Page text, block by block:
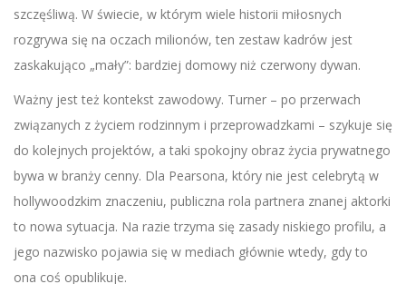
szczęśliwą. W świecie, w którym wiele historii miłosnych
rozgrywa się na oczach milionów, ten zestaw kadrów jest
zaskakująco „mały”: bardziej domowy niż czerwony dywan.
Ważny jest też kontekst zawodowy. Turner – po przerwach
związanych z życiem rodzinnym i przeprowadzkami – szykuje się
do kolejnych projektów, a taki spokojny obraz życia prywatnego
bywa w branży cenny. Dla Pearsona, który nie jest celebrytą w
hollywoodzkim znaczeniu, publiczna rola partnera znanej aktorki
to nowa sytuacja. Na razie trzyma się zasady niskiego profilu, a
jego nazwisko pojawia się w mediach głównie wtedy, gdy to
ona coś opublikuje.